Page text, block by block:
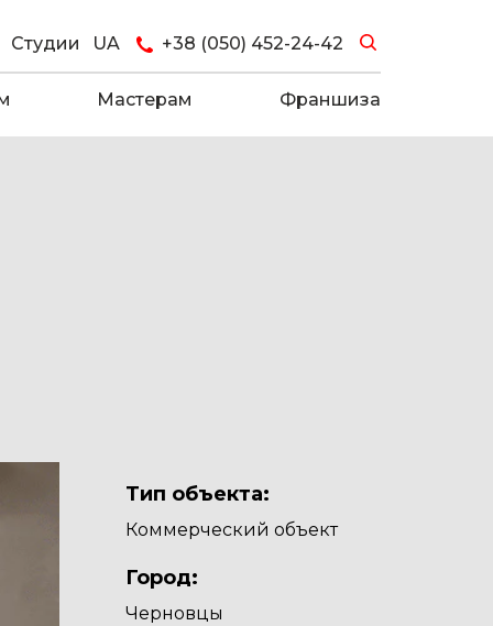
Студии UA +38 (050) 452-24-42
Мастерам Франшиза
Тип объекта:
Коммерческий объект
Город:
Черновцы